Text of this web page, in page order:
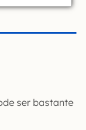
ser bastante